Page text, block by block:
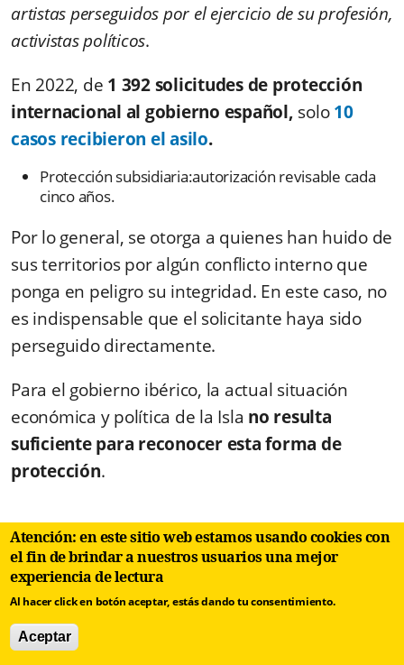
artistas perseguidos por el ejercicio de su profesión,
activistas políticos.
En 2022, de 1 392 solicitudes de protección
internacional al gobierno español, solo 10
casos recibieron el asilo.
Protección subsidiaria:autorización revisable cada
cinco años.
Por lo general, se otorga a quienes han huido de
sus territorios por algún conflicto interno que
ponga en peligro su integridad. En este caso, no
es indispensable que el solicitante haya sido
perseguido directamente.
Para el gobierno ibérico, la actual situación
económica y política de la Isla no resulta
suficiente para reconocer esta forma de
protección.
Desfavorables (es posible recurrir)
Residencia por razones humanitarias: no es
estrictamente una forma de asilo sino una
autorización de residencia temporal por
circunstancias excepcionales (problemas de salud,
Atención: en este sitio web estamos usando cookies con
el fin de brindar a nuestros usuarios una mejor
experiencia de lectura
Al hacer click en botón aceptar, estás dando tu consentimiento.
Aceptar